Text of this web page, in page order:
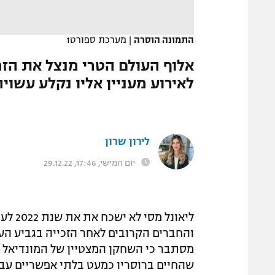
התמונה הוסרה | מערכת ספורט1
אלוף העולם הטרי מנצל את
לאירוע מעניין אליו נקלע
לירון שרון
יום חמישי, 17:46, 29.12.22
והחברים הקרובים לאחר הזכייה בגביע
מסתבר כי השחקן המצטיין של המונדיאל